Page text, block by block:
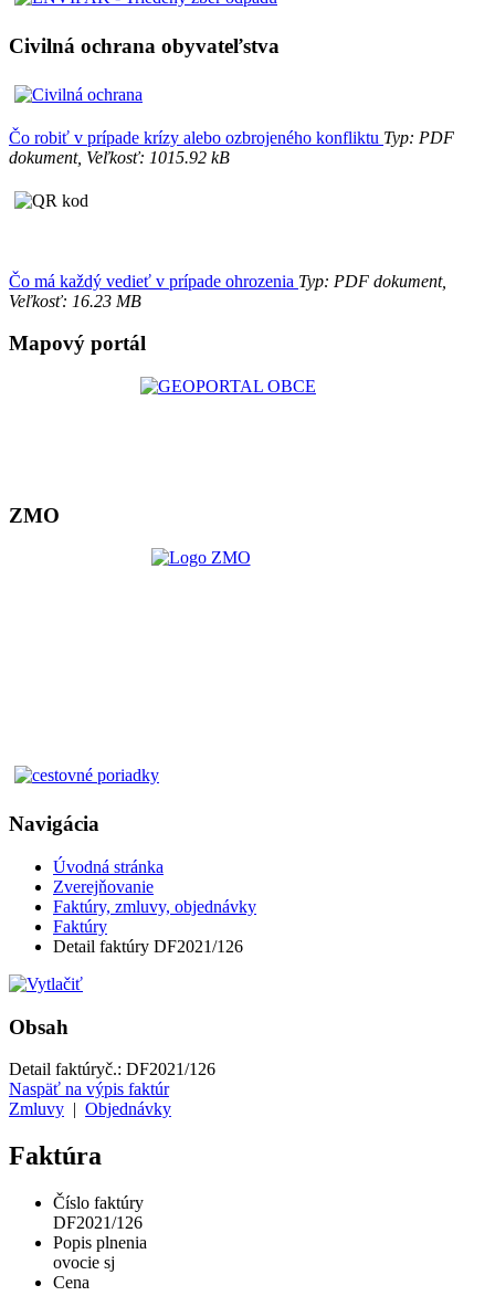
Civilná ochrana obyvateľstva
Čo robiť v prípade krízy alebo ozbrojeného konfliktu Typ: PDF
dokument, Veľkosť: 1015.92 kB
Čo má každý vedieť v prípade ohrozenia Typ: PDF dokument,
Veľkosť: 16.23 MB
Mapový portál
ZMO
Navigácia
Úvodná stránka
Zverejňovanie
Faktúry, zmluvy, objednávky
Faktúry
Detail faktúry DF2021/126
Obsah
Detail faktúryč.: DF2021/126
Naspäť na výpis faktúr
Zmluvy | Objednávky
Faktúra
Číslo faktúry
DF2021/126
Popis plnenia
ovocie sj
Cena